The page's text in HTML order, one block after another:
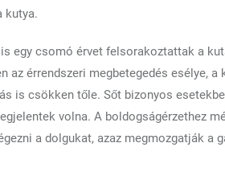
kutya.
egy csomó érvet felsorakoztattak a
az érrendszeri megbetegedés esélye,
is csökken tőle. Sőt bizonyos
volna. A boldogságérzethez
a dolgukat, azaz megmozgatják a